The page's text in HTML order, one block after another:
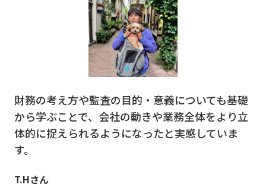
財務の考え方や監査の目的・意義についても基礎
から学ぶことで、会社の動きや業務全体をより立
体的に捉えられるようになったと実感していま
す。
T.Hさん